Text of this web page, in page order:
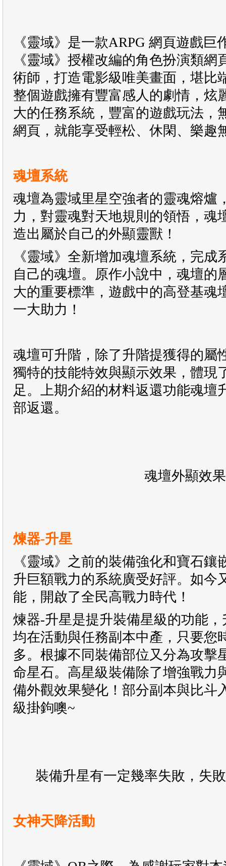
《靈域》是一款ARPG 網頁遊戲巨
《靈域》授權改編的角色扮演類
術師，打造電影級唯美畫面，堪比
整個遊戲擁有豐富感人的劇情，炫
大的任務系統，豐富的遊戲玩法，
網頁，就能享受輕松、休閑、樂趣
魂壇系統
魂壇為靈域里星空強者的靈魂熔爐
力，對靈魂對天地規則的領悟，魂
造出屬於自己的外顯靈獸！
《靈域》全新增加魂壇系統，完
自己的魂壇。原作小說中，魂壇的
大的重要標準，遊戲中的高登基魂
一大助力！
魂壇可升階，除了升階提獲得的屬
獨特的技能特效與顯示效果，體現
足。上期介紹的材料返還功能魂壇
部返還。
魂壇外顯效果
煉器-升星
《靈域》之前的裝備強化和寶石
升巨額戰力的系統廣受好評。如今
能，開啟了全民高戰力時代！
煉器-升星是提升裝備星級的功能
均在活動與任務副本中產，只要您
多。根據不同裝備部位又分為攻擊
命星石。高星級裝備除了增強戰力
備外觀效果變化！部分副本與比斗
級掛鉤噢~
裝備升星有一定幾率失敗，失
女神天降活動